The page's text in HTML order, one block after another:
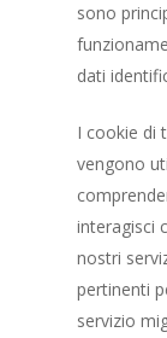
sono
dati
I cookie di
vengono
interagisci
nostri
pertinenti
servizio